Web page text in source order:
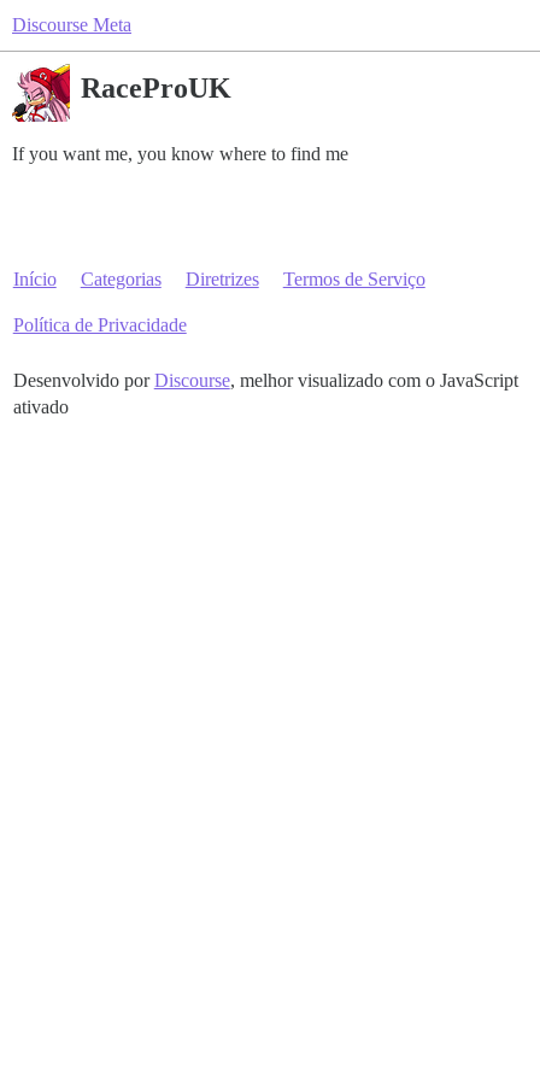
Discourse Meta
RaceProUK
If you want me, you know where to find me
Início Categorias Diretrizes Termos de Serviço
Política de Privacidade
Desenvolvido porDiscourse, melhor visualizado com o JavaScript
ativado